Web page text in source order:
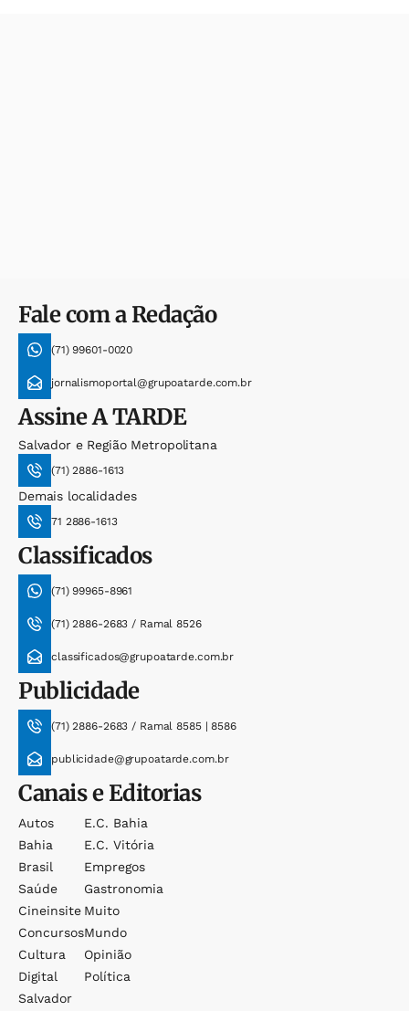
Fale com a Redação
(71) 99601-0020
jornalismoportal@grupoatarde.com.br
AssineA TARDE
Salvador e Região Metropolitana
(71) 2886-1613
Demais localidades
71 2886-1613
Classificados
(71) 99965-8961
(71) 2886-2683 / Ramal 8526
classificados@grupoatarde.com.br
Publicidade
(71) 2886-2683 / Ramal 8585 | 8586
publicidade@grupoatarde.com.br
Canais e Editorias
Autos
Bahia
Brasil
Saúde
Cineinsite
Concursos
Cultura
Digital
Salvador
E.c. Bahia
E.c. Vitória
Empregos
Gastronomia
Muito
Mundo
Opinião
Política